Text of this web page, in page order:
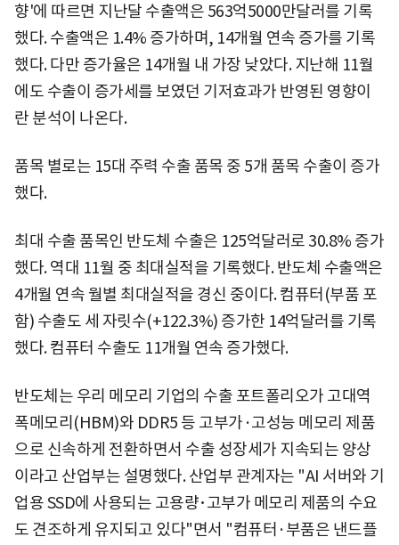
향'에 따르면 지난달 수출액은 563억5000만달러를 기록
했다. 수출액은 1.4% 증가하며, 14개월 연속 증가를 기록
했다. 다만 증가율은 14개월 내 가장 낮았다. 지난해 11월
에도 수출이 증가세를 보였던 기저효과가 반영된 영향이
란 분석이 나온다.
품목 별로는 15대 주력 수출 품목 중 5개 품목 수출이 증가
했다.
최대 수출 품목인 반도체 수출은 125억달러로 30.8% 증가
했다. 역대 11월 중 최대실적을 기록했다. 반도체 수출액은
4개월 연속 월별 최대실적을 경신 중이다. 컴퓨터(부품 포
함) 수출도 세 자릿수(+122.3%) 증가한 14억달러를 기록
했다. 컴퓨터 수출도 11개월 연속 증가했다.
반도체는 우리 메모리 기업의 수출 포트폴리오가 고대역
폭메모리(HBM)와 DDR5 등 고부가·고성능 메모리 제품
으로 신속하게 전환하면서 수출 성장세가 지속되는 양상
이라고 산업부는 설명했다. 산업부 관계자는 "AI 서버와 기
업용 SSD에 사용되는 고용량･고부가 메모리 제품의 수요
도 견조하게 유지되고 있다"면서 "컴퓨터·부품은 낸드플